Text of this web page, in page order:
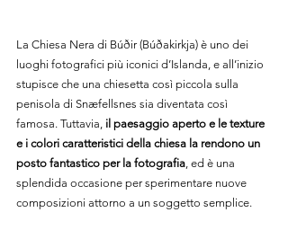
La Chiesa Nera di Búðir (Búðakirkja) è uno dei
luoghi fotografici più iconici d’Islanda, e all’inizio
stupisce che una chiesetta così piccola sulla
penisola di Snæfellsnes sia diventata così
famosa. Tuttavia, il paesaggio aperto e le texture
e i colori caratteristici della chiesa la rendono un
posto fantastico per la fotografia , ed è una
splendida occasione per sperimentare nuove
composizioni attorno a un soggetto semplice.